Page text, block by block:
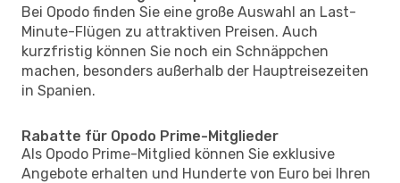
Bei Opodo finden Sie eine große Auswahl an Last-
Minute-Flügen zu attraktiven Preisen. Auch
kurzfristig können Sie noch ein Schnäppchen
machen, besonders außerhalb der Hauptreisezeiten
in Spanien.
Rabatte für Opodo Prime-Mitglieder
Als Opodo Prime-Mitglied können Sie exklusive
Angebote erhalten und Hunderte von Euro bei Ihren